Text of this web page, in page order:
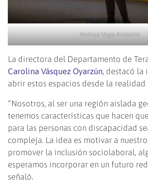
Andrea Vega Araneda
La directora del Departamento de
Carolina Vásquez Oyarzún, destacó la
abrir estos espacios desde la realidad
“Nosotros, al ser una región aislada
tenemos características que hacen
para las personas con discapacidad
compleja. La idea es motivar a
promover la inclusión sociolaboral,
esperamos incorporar en un futuro
señaló.